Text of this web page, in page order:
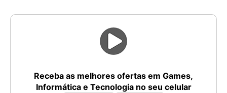
Receba as melhores ofertas em Games,
Informática e Tecnologia no seu celular